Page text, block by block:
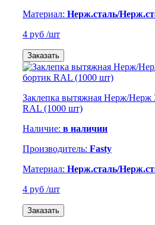
Материал: Нерж.сталь/
4 руб /шт
Заказать
Заклепка вытяжная Нерж/Нерж
RAL (1000 шт)
Наличие: в наличии
Производитель: Fasty
Материал: Нерж.сталь/
4 руб /шт
Заказать